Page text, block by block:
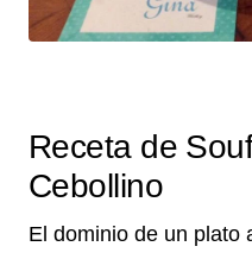
Receta de
Cebollino
El dominio de un plato